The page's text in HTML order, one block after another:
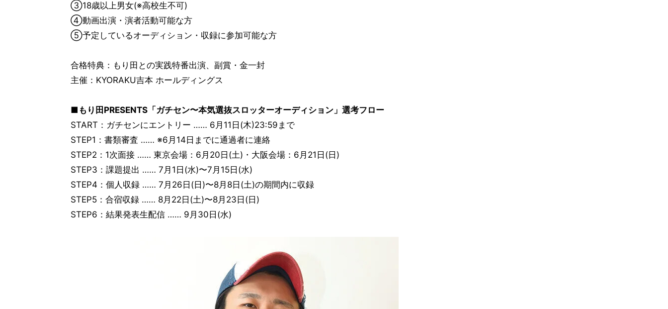
③18歳以上男女(※高校生不可)
④動画出演・演者活動可能な方
⑤予定しているオーディション・収録に参加可能な方
合格特典：もり田との実践特番出演、副賞・金一封
主催：KYORAKU吉本 ホールディングス
■もり田PRESENTS「ガチセン〜本気選抜スロッターオーディション」選考フロー
START：ガチセンにエントリー …… 6月11日(木)23:59まで
STEP1：書類審査 …… ※6月14日までに通過者に連絡
STEP2：1次面接 …… 東京会場：6月20日(土)・大阪会場：6月21日(日)
STEP3：課題提出 …… 7月1日(水)〜7月15日(水)
STEP4：個人収録 …… 7月26日(日)〜8月8日(土)の期間内に収録
STEP5：合宿収録 …… 8月22日(土)〜8月23日(日)
STEP6：結果発表生配信 …… 9月30日(水)